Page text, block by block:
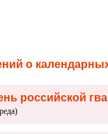
о
российской